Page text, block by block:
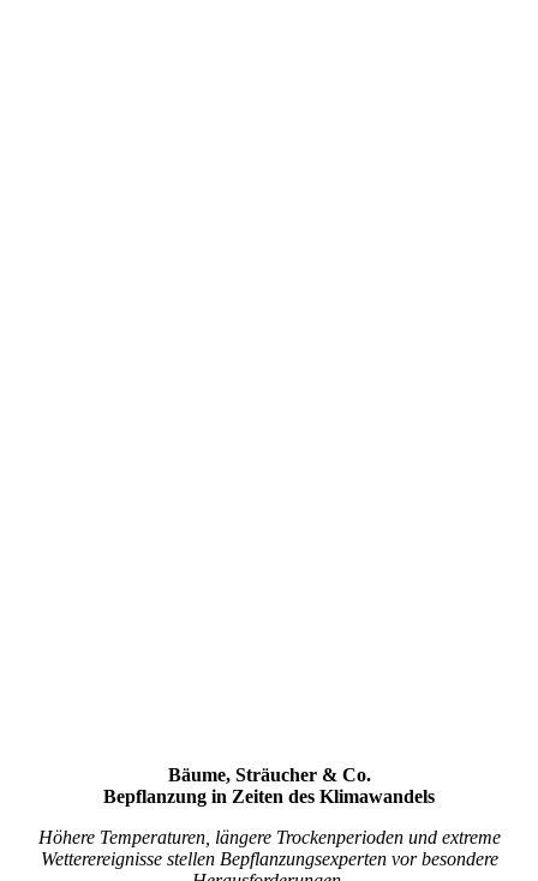
Bäume, Sträucher & Co.
Bepflanzung in Zeiten des Klimawandels
Höhere Temperaturen, längere Trockenperioden und extreme
Wetterereignisse stellen Bepflanzungsexperten vor besondere